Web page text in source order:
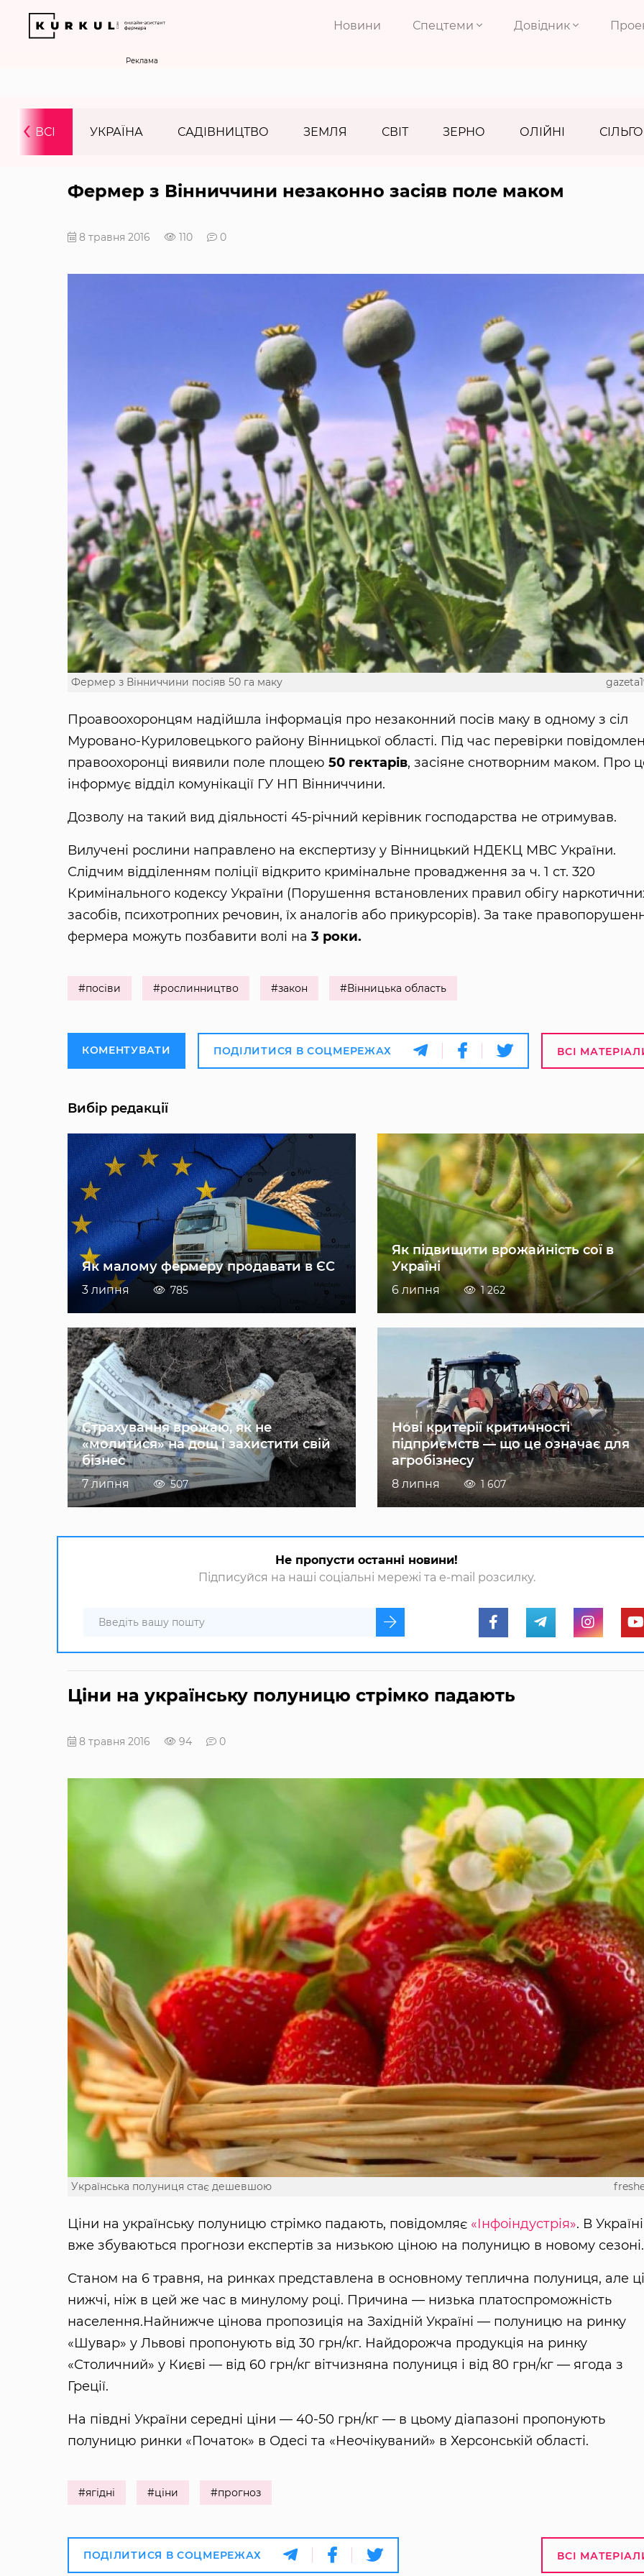
Новини Спецтеми Довідник
Реклама
ВСІ УКРАЇНА САДІВНИЦТВО ЗЕМЛЯ СВІТ ЗЕРНО ОЛІЙНІ
‹
Фермер з Вінниччини незаконно засіяв поле маком
8 травня 2016 110 0
Фермер з Вінниччини посіяв 50 га маку
Проавоохоронцям надійшла інформація про незаконний посів маку в одному з сіл
Муровано-Куриловецького району Вінницької області. Під час перевірки
правоохоронці виявили поле площею 50 гектарів, засіяне снотворним маком. Про
інформує відділ комунікації ГУ НП Вінниччини.
Дозволу на такий вид діяльності 45-річний керівник господарства не отримував.
Вилучені рослини направлено на експертизу у Вінницький НДЕКЦ МВС України.
Слідчим відділенням поліції відкрито кримінальне провадження за ч. 1 ст. 320
Кримінального кодексу України (Порушення встановлених правил обігу
засобів, психотропних речовин, їх аналогів або прикурсорів). За таке
фермера можуть позбавити волі на 3 роки.
#посіви #рослинництво #закон #Вінницька область
КОМЕНТУВАТИ ПОДІЛИТИСЯ В СОЦМЕРЕЖАХ ВСІ
Вибір редакції
Як малому фермеру продавати в ЄС
3 липня 785
Як підвищити врожайність сої в
Україні
6 липня 1 262
Страхування врожаю, як не
«молитися» на дощ і захистити свій
бізнес
7 липня 507
Нові критерії критичності
підприємств — що це означає для
агробізнесу
8 липня 1 607
Не пропусти останні новини!
Підписуйся на наші соціальні мережі та e-mail розсилку.
Ціни на українську полуницю стрімко падають
8 травня 2016 94 0
Українська полуниця стає дешевшою
Ціни на українську полуницю стрімко падають, повідомляє «Інфоіндустрія». В Україні
вже збуваються прогнози експертів за низькою ціною на полуницю в новому сезоні.
Станом на 6 травня, на ринках представлена ​​в основному теплична полуниця, але
нижчі, ніж в цей же час в минулому році. Причина — низька платоспроможність
населення.Найнижче цінова пропозиція на Західній Україні — полуницю на ринку
«Шувар» у Львові пропонують від 30 грн/кг. Найдорожча продукція на ринку
«Столичний» у Києві — від 60 грн/кг вітчизняна полуниця і від 80 грн/кг — ягода з
Греції.
На півдні України середні ціни — 40-50 грн/кг — в цьому діапазоні пропонують
полуницю ринки «Початок» в Одесі та «Неочікуваний» в Херсонській області.
#ягідні #ціни #прогноз
ПОДІЛИТИСЯ В СОЦМЕРЕЖАХ ВСІ